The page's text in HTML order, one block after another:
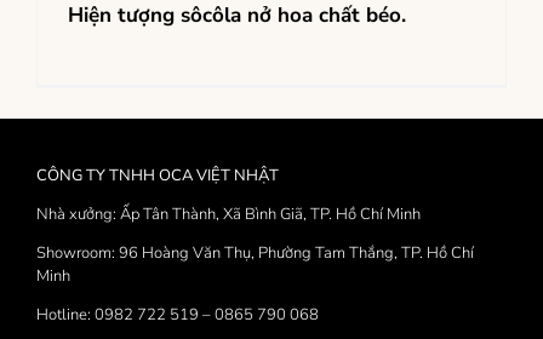
Hiện tượng sôcôla nở hoa chất béo.
CÔNG TY TNHH OCA VIỆT NHẬT
Nhà xưởng: Ấp Tân Thành, Xã Bình Giã, TP. Hồ Chí Minh
Showroom: 96 Hoàng Văn Thụ, Phường Tam Thắng, TP. Hồ Chí
Minh
Hotline: 0982 722 519 – 0865 790 068